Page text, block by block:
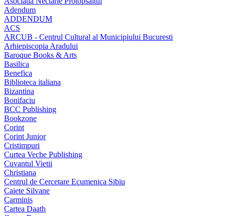
Adendum
ADDENDUM
ACS
ARCUB - Centrul Cultural al Municipiului Bucuresti
Arhiepiscopia Aradului
Baroque Books & Arts
Basilica
Benefica
Biblioteca italiana
Bizantina
Bonifaciu
BCC Publishing
Bookzone
Corint
Corint Junior
Cristimpuri
Curtea Veche Publishing
Cuvantul Vietii
Christiana
Centrul de Cercetare Ecumenica Sibiu
Caiete Silvane
Carminis
Cartea Daath